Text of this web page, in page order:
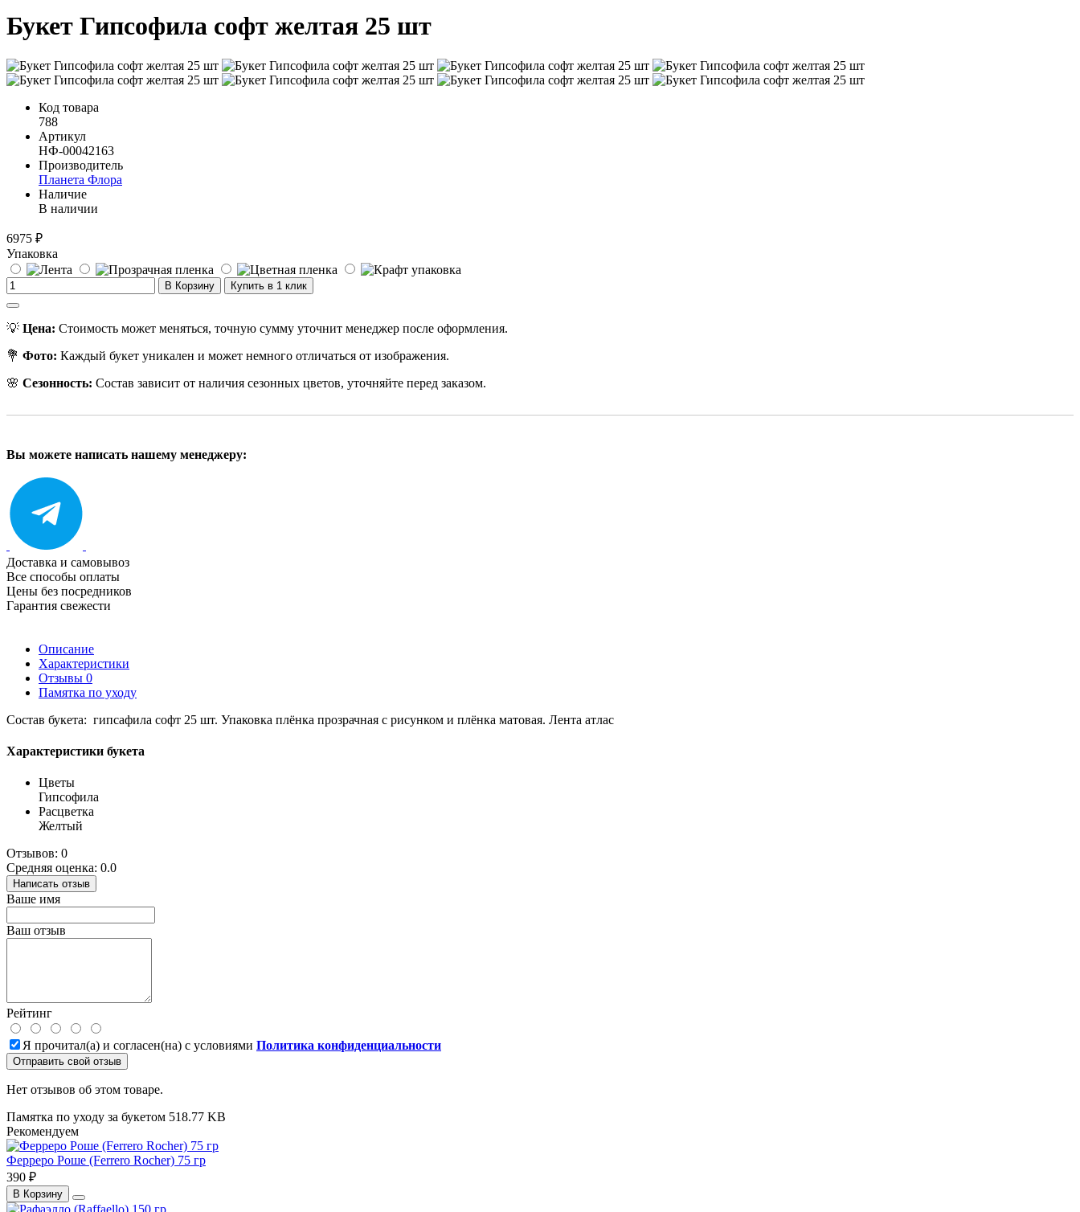
Букет Гипсофила софт желтая 25 шт
Код товара
788
Артикул
НФ-00042163
Производитель
Планета Флора
Наличие
В наличии
6975 ₽
Упаковка
В Корзину Купить в 1 клик
💡 Цена: Стоимость может меняться, точную сумму уточнит менеджер после оформления.
💐 Фото: Каждый букет уникален и может немного отличаться от изображения.
🌸 Сезонность: Состав зависит от наличия сезонных цветов, уточняйте перед заказом.
Вы можете написать нашему менеджеру:
Доставка и самовывоз
Все способы оплаты
Цены без посредников
Гарантия свежести
Описание
Характеристики
Отзывы 0
Памятка по уходу
Состав букета: гипсафила софт 25 шт. Упаковка плёнка прозрачная с рисунком и плёнка матовая. Лента атлас
Характеристики букета
Цветы
Гипсофила
Расцветка
Желтый
Отзывов: 0
Средняя оценка: 0.0
Написать отзыв
Ваше имя
Ваш отзыв
Рейтинг
Я прочитал(а) и согласен(на) с условиями Политика конфиденциальности
Отправить свой отзыв
Нет отзывов об этом товаре.
Памятка по уходу за букетом 518.77 KB
Рекомендуем
Ферреро Роше (Ferrero Rocher) 75 гр
390 ₽
В Корзину